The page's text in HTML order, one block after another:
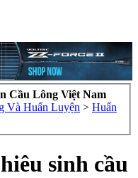
Cầu Lông Việt Nam
Và Huấn Luyện > Huấn
sinh cầu